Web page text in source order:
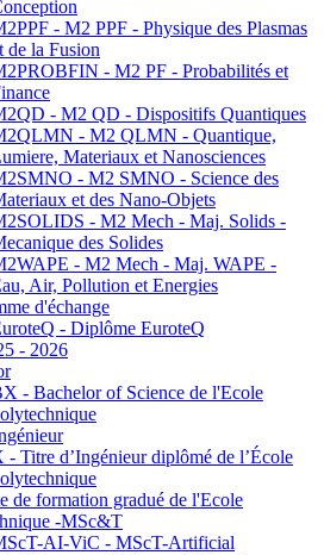
- M2 PPF - Physique des Plasmas
de la Fusion
- M2 PF - Probabilités et
- M2 QD - Dispositifs Quantiques
- M2 QLMN - Quantique,
Materiaux et Nanosciences
- M2 SMNO - Science des
et des Nano-Objets
- M2 Mech - Maj. Solids -
des Solides
- M2 Mech - Maj. WAPE -
Air, Pollution et Energies
d'échange
- Diplôme EuroteQ
- 2026
- Bachelor of Science de l'Ecole
- Titre d’Ingénieur diplômé de l’École
de formation gradué de l'Ecole
-MSc&T
AI-ViC - MScT-Artificial